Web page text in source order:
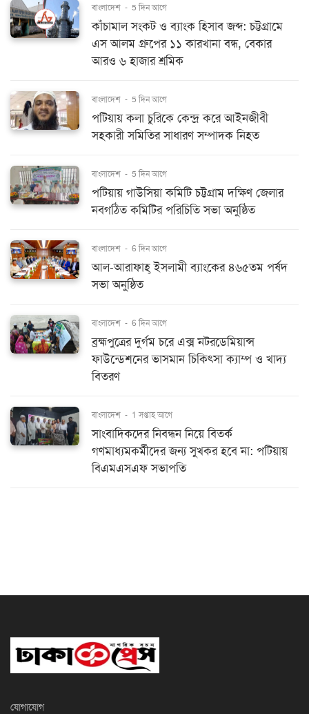
বাংলাদেশ - 5 দিন আগে
কাঁচামাল সংকট ও ব্যাংক হিসাব জব্দ: চট্টগ্রামে
এস আলম গ্রুপের ১১ কারখানা বন্ধ, বেকার
আরও ৬ হাজার শ্রমিক
বাংলাদেশ - 5 দিন আগে
পটিয়ায় কলা চুরিকে কেন্দ্র করে আইনজীবী
সহকারী সমিতির সাধারণ সম্পাদক নিহত
বাংলাদেশ - 5 দিন আগে
পটিয়ায় গাউসিয়া কমিটি চট্টগ্রাম দক্ষিণ জেলার
নবগঠিত কমিটির পরিচিতি সভা অনুষ্ঠিত
বাংলাদেশ - 6 দিন আগে
আল-আরাফাহ্ ইসলামী ব্যাংকের ৪৬৫তম পর্ষদ
সভা অনুষ্ঠিত
বাংলাদেশ - 6 দিন আগে
ব্রহ্মপুত্রের দুর্গম চরে এক্স নটরডেমিয়ান্স
ফাউন্ডেশনের ভাসমান চিকিৎসা ক্যাম্প ও খাদ্য
বিতরণ
বাংলাদেশ - 1 সপ্তাহ আগে
সাংবাদিকদের নিবন্ধন নিয়ে বিতর্ক
গণমাধ্যমকর্মীদের জন্য সুখকর হবে না: পটিয়ায়
বিএমএসএফ সভাপতি
যোগাযোগ